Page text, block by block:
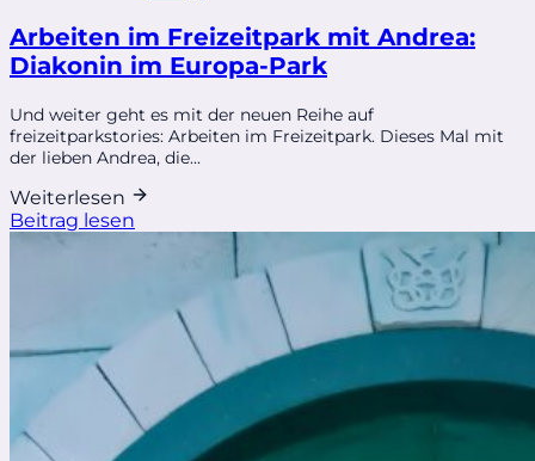
Arbeiten im Freizeitpark mit Andrea:
Diakonin im Europa-Park
Und weiter geht es mit der neuen Reihe auf
freizeitparkstories: Arbeiten im Freizeitpark. Dieses Mal mit
der lieben Andrea, die...
Weiterlesen
Beitrag lesen